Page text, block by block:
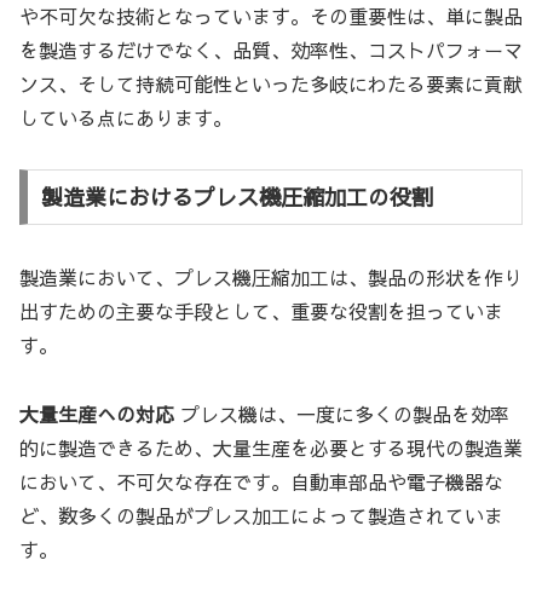
や不可欠な技術となっています。その重要性は、単に製品
を製造するだけでなく、品質、効率性、コストパフォーマ
ンス、そして持続可能性といった多岐にわたる要素に貢献
している点にあります。
製造業におけるプレス機圧縮加工の役割
製造業において、プレス機圧縮加工は、製品の形状を作り
出すための主要な手段として、重要な役割を担っていま
す。
大量生産への対応 プレス機は、一度に多くの製品を効率
的に製造できるため、大量生産を必要とする現代の製造業
において、不可欠な存在です。自動車部品や電子機器な
ど、数多くの製品がプレス加工によって製造されていま
す。